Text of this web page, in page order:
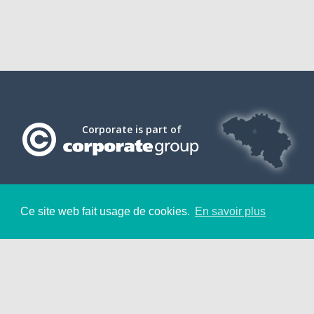
Ce site web fait usage de cookies. En savoir plus
Corporate is part of